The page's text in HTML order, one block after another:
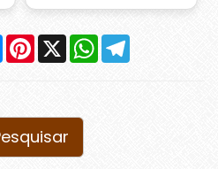
Messenger
Pinterest
X WhatsApp